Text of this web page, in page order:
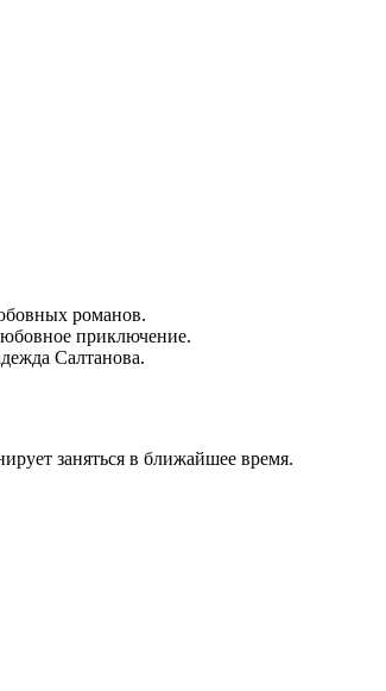
романов.
приключение.
Салтанова.
заняться в ближайшее время.